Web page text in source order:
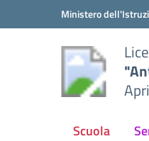
Vai ai contenuti
Vai al menu di navigazione
Ministero
Scuola